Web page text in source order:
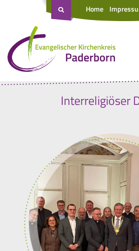
Home
Interreligiöser